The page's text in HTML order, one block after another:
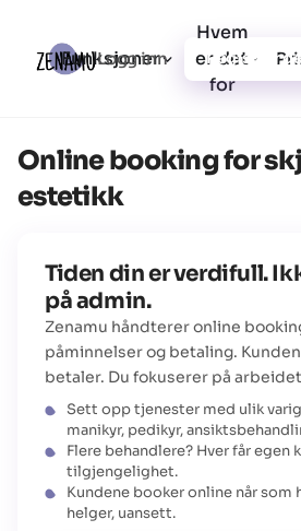
Funksjoner
Hvem
er det
for
Logg inn Registrer
Online booking for
estetikk
Tiden din er verdifull.
på admin.
Zenamu håndterer online
påminnelser og betaling.
betaler. Du fokuserer på
Sett opp tjenester med ulik
manikyr, pedikyr,
Flere behandlere? Hver får egen
tilgjengelighet.
Kundene booker online når som
helger, uansett.